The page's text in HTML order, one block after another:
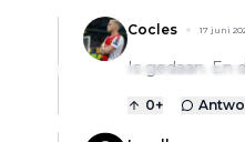
Cocles 17 juni
Is gedaan. En
0+